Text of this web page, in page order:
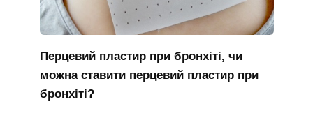
Перцевий пластир при бронхіті, чи
можна ставити перцевий пластир при
бронхіті?